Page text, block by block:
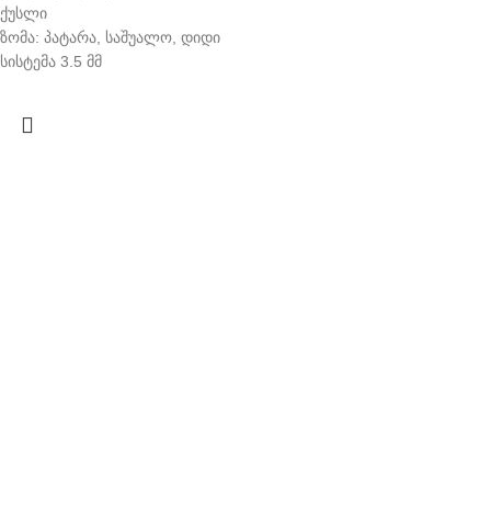
ქუსლი
ზომა: პატარა, საშუალო, დიდი
სისტემა 3.5 მმ